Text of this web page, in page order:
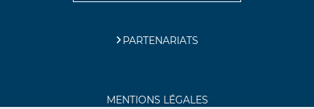
PARTENARIATS
MENTIONS LÉGALES